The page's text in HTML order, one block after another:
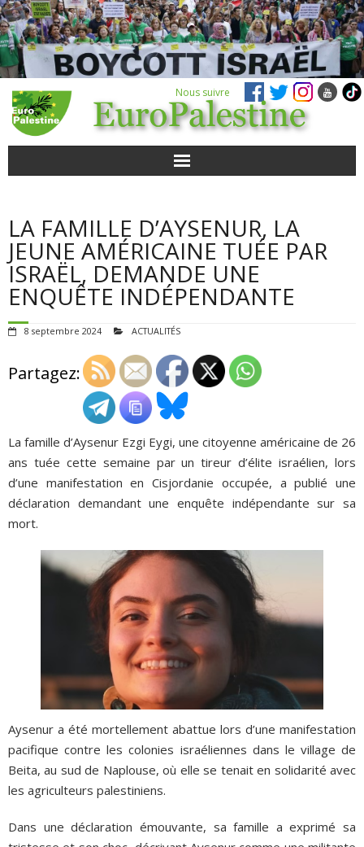
Nous suivre
POUR AGIR
AGENDA
QUI SOMMES-NOUS ?
ADHÉSIONS, DONS, CONTACT
LA FAMILLE D’AYSENUR, LA
JEUNE AMÉRICAINE TUÉE PAR
ISRAËL, DEMANDE UNE
ENQUÊTE INDÉPENDANTE
8 septembre 2024 ACTUALITÉS
Partagez:
La famille d’Aysenur Ezgi Eygi, une citoyenne américaine de 26
ans tuée cette semaine par un tireur d’élite israélien, lors
d’une manifestation en Cisjordanie occupée, a publié une
déclaration demandant une enquête indépendante sur sa
mort.
Aysenur a été mortellement abattue lors d’une manifestation
pacifique contre les colonies israéliennes dans le village de
Beita, au sud de Naplouse, où elle se tenait en solidarité avec
les agriculteurs palestiniens.
Dans une déclaration émouvante, sa famille a exprimé sa